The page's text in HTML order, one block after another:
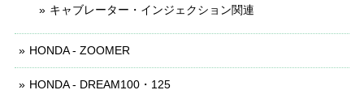
キャブレーター・インジェクション関連
HONDA - ZOOMER
HONDA - DREAM100・125